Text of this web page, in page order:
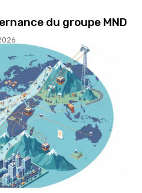
du groupe MND